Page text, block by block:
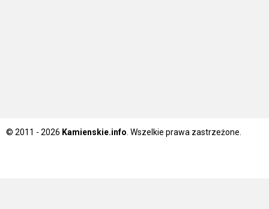
© 2011 - 2026 Kamienskie.info . Wszelkie prawa zastrzeżone.